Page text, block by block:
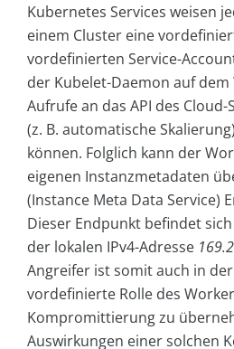
Kubernetes Services weisen
einem Cluster eine
vordefinierten Service-
der Kubelet-Daemon auf
Aufrufe an das API des
(z. B. automatische
können. Folglich kann der
eigenen Instanzmetadaten
(Instance Meta Data Service)
Dieser Endpunkt befindet
der lokalen IPv4-Adresse
Angreifer ist somit auch in der
vordefinierte Rolle des
Kompromittierung zu
Auswirkungen einer solchen